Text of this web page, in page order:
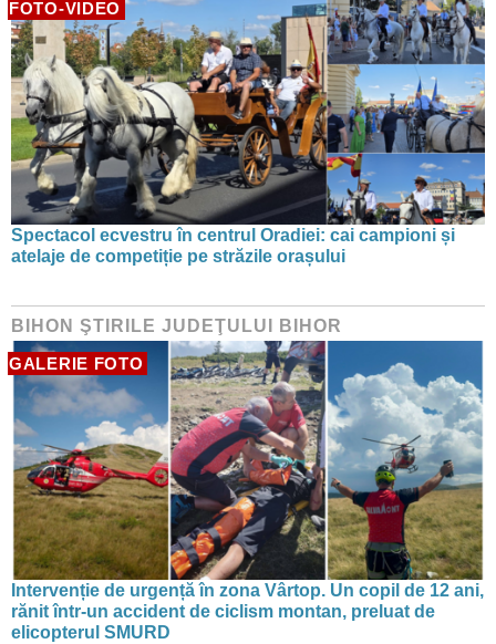
FOTO-VIDEO
Spectacol ecvestru în centrul Oradiei: cai campioni și
atelaje de competiție pe străzile orașului
BIHON ŞTIRILE JUDEŢULUI BIHOR
GALERIE FOTO
Intervenție de urgență în zona Vârtop. Un copil de 12 ani,
rănit într-un accident de ciclism montan, preluat de
elicopterul SMURD